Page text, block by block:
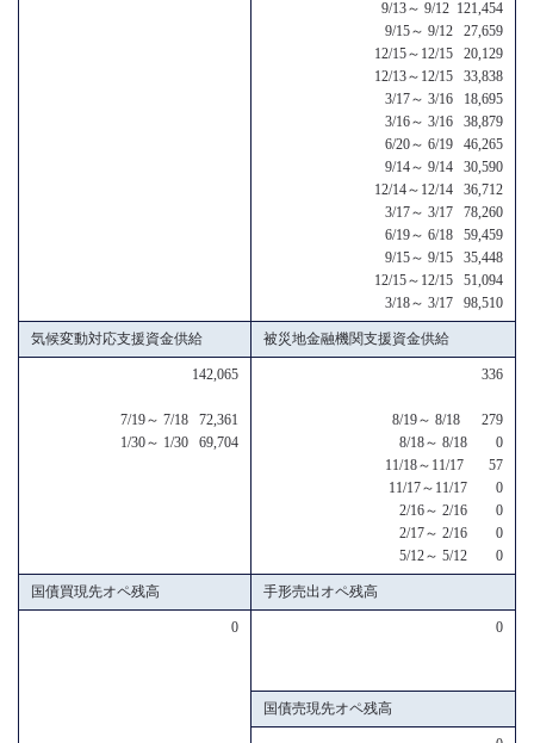
9/13～ 9/12 121,454
9/15～ 9/12 27,659
12/15～12/15 20,129
12/13～12/15 33,838
3/17～ 3/16 18,695
3/16～ 3/16 38,879
6/20～ 6/19 46,265
9/14～ 9/14 30,590
12/14～12/14 36,712
3/17～ 3/17 78,260
6/19～ 6/18 59,459
9/15～ 9/15 35,448
12/15～12/15 51,094
3/18～ 3/17 98,510
気候変動対応支援資金供給 被災地金融機関支援資金供給
142,065
7/19～ 7/18 72,361
1/30～ 1/30 69,704
336
8/19～ 8/18 279
8/18～ 8/18 0
11/18～11/17 57
11/17～11/17 0
2/16～ 2/16 0
2/17～ 2/16 0
5/12～ 5/12 0
国債買現先オペ残高 手形売出オペ残高
0 0
国債売現先オペ残高